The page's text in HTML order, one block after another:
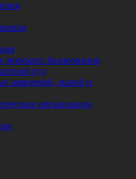
морского базирования
суд
заявлений, жалоб и
организации